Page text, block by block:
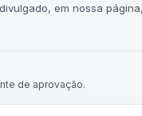
em nossa
de aprovação.